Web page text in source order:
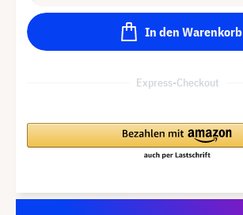
In den Warenkorb
Express-Checkout